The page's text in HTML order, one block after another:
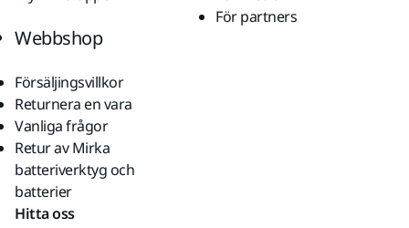
För partners
Webbshop
Försäljingsvillkor
Returnera en vara
Vanliga frågor
Retur av Mirka
batteriverktyg och
batterier
Hitta oss